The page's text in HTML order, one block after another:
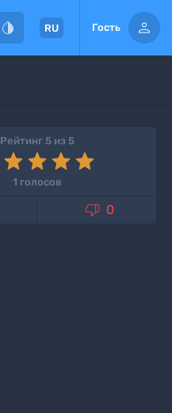
 RU Гость 
Рейтинг 5 из 5
1 голосов
 0